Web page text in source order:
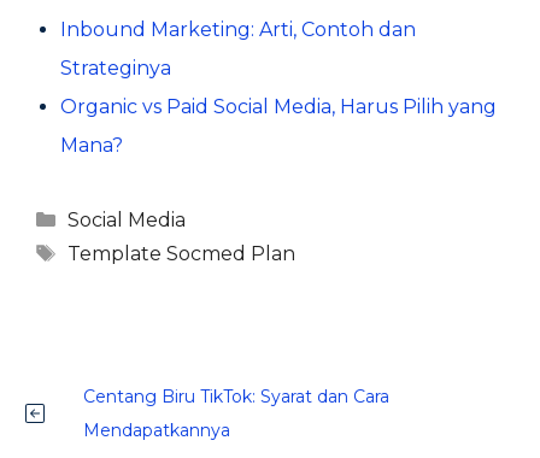
Inbound Marketing: Arti, Contoh dan
Strateginya
Organic vs Paid Social Media, Harus Pilih yang
Mana?
Kategori
Social Media
Tag
Template Socmed Plan
Centang Biru TikTok: Syarat dan Cara
Mendapatkannya